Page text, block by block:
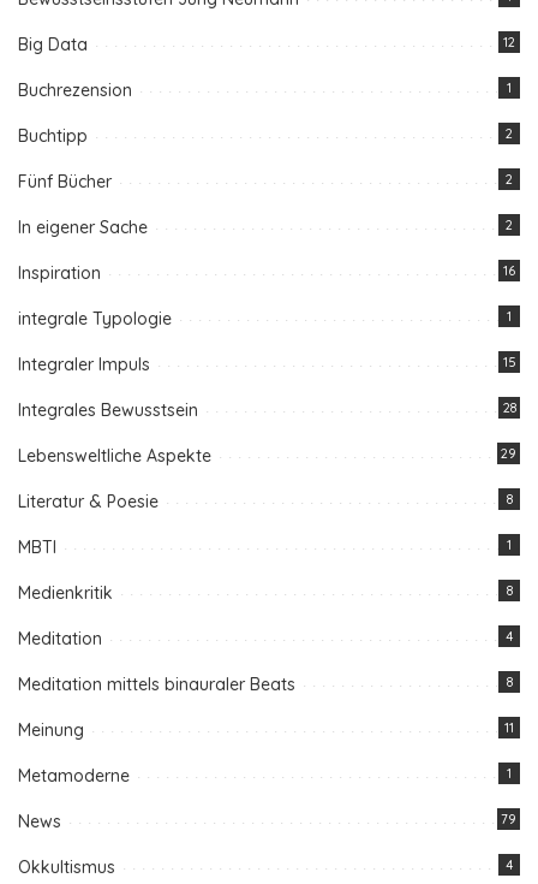
Big Data 12
Buchrezension 1
Buchtipp 2
Fünf Bücher 2
In eigener Sache 2
Inspiration 16
integrale Typologie 1
Integraler Impuls 15
Integrales Bewusstsein 28
Lebensweltliche Aspekte 29
Literatur & Poesie 8
MBTI 1
Medienkritik 8
Meditation 4
Meditation mittels binauraler Beats 8
Meinung 11
Metamoderne 1
News 79
Okkultismus 4